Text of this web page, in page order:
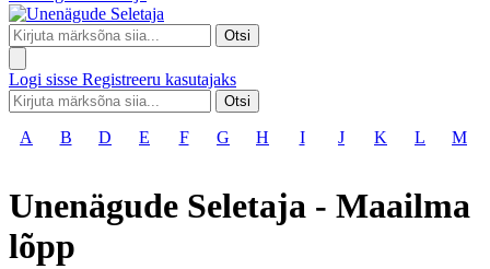
Otsi
Logi sisse Registreeru kasutajaks
Otsi
A B D E F G H I J K L M
Unenägude Seletaja - Maailma
lõpp